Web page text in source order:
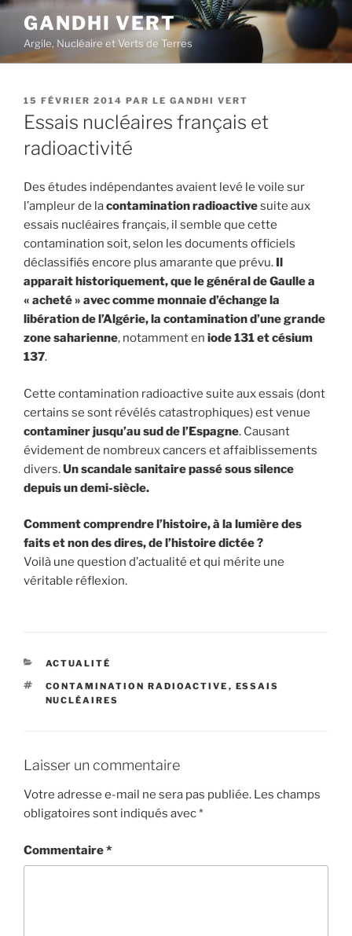
Aller
contenu
principal
GANDHI VERT
Argile, Nucléaire et Verts de Terres
PUBLIÉ
LE
15 FÉVRIER 2014 PAR LE GANDHI VERT
Essais nucléaires français et
radioactivité
Des études indépendantes avaient levé le voile sur
l’ampleur de lacontamination radioactivesuite aux
essais nucléaires français, il semble que cette
contamination soit, selon les documents officiels
déclassifiés encore plus amarante que prévu. Il
apparait historiquement, que le général de Gaulle a
« acheté » avec comme monnaie d’échange la
libération de l’Algérie, la contamination d’une grande
zone saharienne, notamment en iode 131 et césium
137.
Cette contamination radioactive suite aux essais (dont
certains se sont révélés catastrophiques) est venue
contaminer jusqu’au sud de l’Espagne. Causant
évidement de nombreux cancers et affaiblissements
divers.Un scandale sanitaire passé sous silence
depuis un demi-siècle.
Comment comprendre l’histoire, à la lumière des
faits et non des dires, de l’histoire dictée ?
Voilà une question d’actualité et qui mérite une
véritable réflexion.
CATÉGORIES
ACTUALITÉ
ÉTIQUETTES
CONTAMINATION RADIOACTIVE , ESSAIS
NUCLÉAIRES
Laisser un commentaire
Votre adresse e-mail ne sera pas publiée. Les champs
obligatoires sont indiqués avec*
Commentaire*